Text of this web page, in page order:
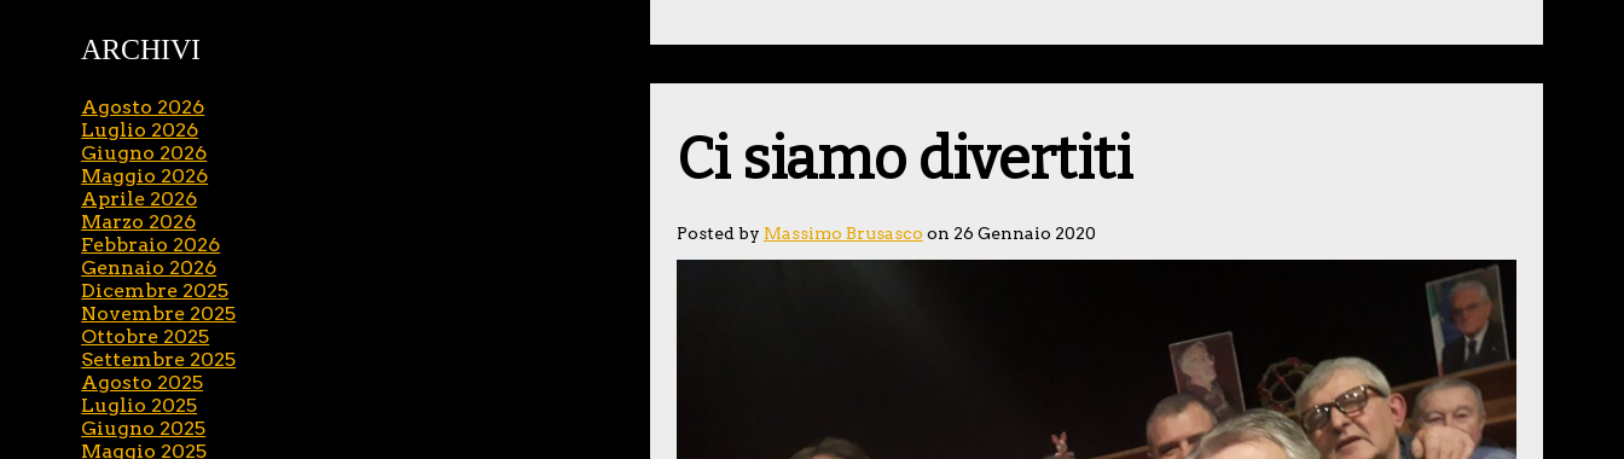
Ci siamo divertiti
Posted by Massimo Brusasco on 26 Gennaio 2020
ARCHIVI
Agosto 2026
Luglio 2026
Giugno 2026
Maggio 2026
Aprile 2026
Marzo 2026
Febbraio 2026
Gennaio 2026
Dicembre 2025
Novembre 2025
Ottobre 2025
Settembre 2025
Agosto 2025
Luglio 2025
Giugno 2025
Maggio 2025